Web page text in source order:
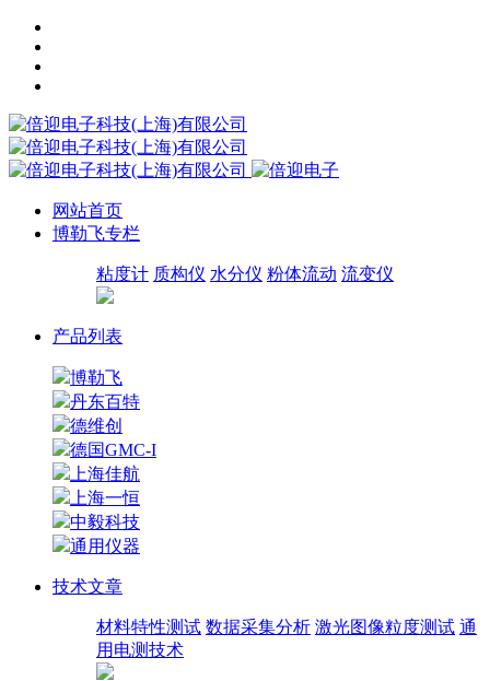
网站首页
博勒飞专栏
粘度计 质构仪 水分仪 粉体流动 流变仪
产品列表
博勒飞
丹东百特
德维创
德国GMC-I
上海佳航
上海一恒
中毅科技
通用仪器
技术文章
材料特性测试 数据采集分析 激光图像粒度测试 通
用电测技术